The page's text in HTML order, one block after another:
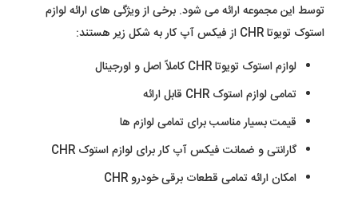
توسط این مجموعه ارائه می شود. برخی از ویژگی های ارائه لوازم
استوک تویوتا CHR از فیکس آپ کار به شکل زیر هستند:
لوازم استوک تویوتا CHR کاملاً اصل و اورجینال
تمامی لوازم استوک CHR قابل ارائه
قیمت بسیار مناسب برای تمامی لوازم ها
گارانتی و ضمانت فیکس آپ کار برای لوازم استوک CHR
امکان ارائه تمامی قطعات برقی خودرو CHR